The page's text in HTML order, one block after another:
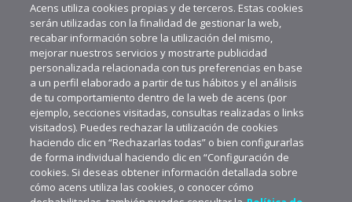
Acens utiliza cookies propias y de terceros. Estas cookies
serán utilizadas con la finalidad de gestionar la web,
recabar información sobre la utilización del mismo,
mejorar nuestros servicios y mostrarte publicidad
personalizada relacionada con tus preferencias en base
a un perfil elaborado a partir de tus hábitos y el análisis
de tu comportamiento dentro de la web de acens (por
ejemplo, secciones visitadas, consultas realizadas o links
visitados). Puedes rechazar la utilización de cookies
haciendo clic en “Rechazarlas todas” o bien configurarlas
de forma individual haciendo clic en “Configuración de
cookies. Si deseas obtener información detallada sobre
cómo acens utiliza las cookies, o conocer cómo